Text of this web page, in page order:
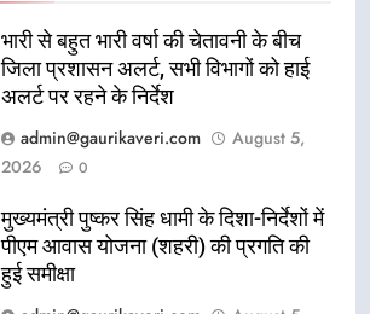
भारी से बहुत भारी वर्षा की चेतावनी के बीच
जिला प्रशासन अलर्ट, सभी विभागों को हाई
अलर्ट पर रहने के निर्देश
admin@gaurikaveri.com
August 5,
2026
0
मुख्यमंत्री पुष्कर सिंह धामी के दिशा-निर्देशों में
पीएम आवास योजना (शहरी) की प्रगति की
हुई समीक्षा